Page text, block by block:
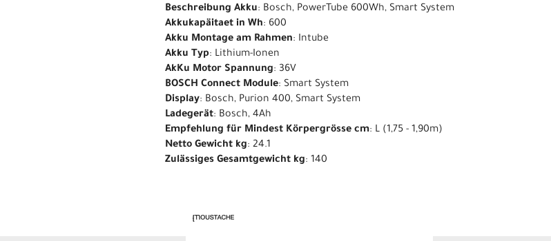
Beschreibung Akku: Bosch, PowerTube 600Wh, Smart System
Akkukapäitaet in Wh: 600
Akku Montage am Rahmen: Intube
Akku Typ: Lithium-Ionen
AkKu Motor Spannung: 36V
BOSCH Connect Module: Smart System
Display: Bosch, Purion 400, Smart System
Ladegerät: Bosch, 4Ah
Empfehlung für Mindest Körpergrösse cm: L (1,75 - 1,90m)
Netto Gewicht kg: 24.1
Zulässiges Gesamtgewicht kg: 140